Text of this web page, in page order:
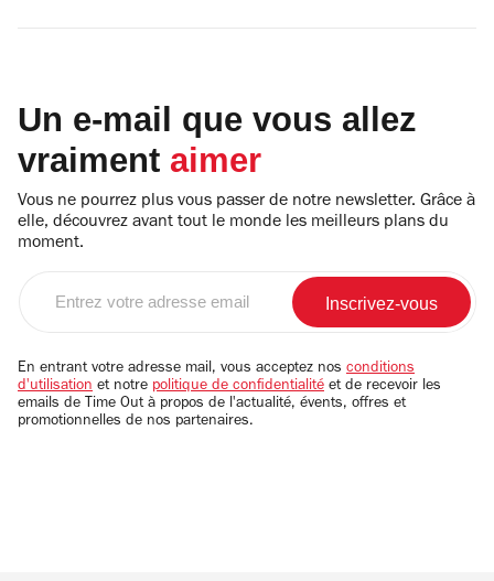
Un e-mail que vous allez
vraiment aimer
Vous ne pourrez plus vous passer de notre newsletter. Grâce à
elle, découvrez avant tout le monde les meilleurs plans du
moment.
email
En entrant votre adresse mail, vous acceptez nos conditions
d'utilisation et notre politique de confidentialité et de recevoir les
emails de Time Out à propos de l'actualité, évents, offres et
promotionnelles de nos partenaires.